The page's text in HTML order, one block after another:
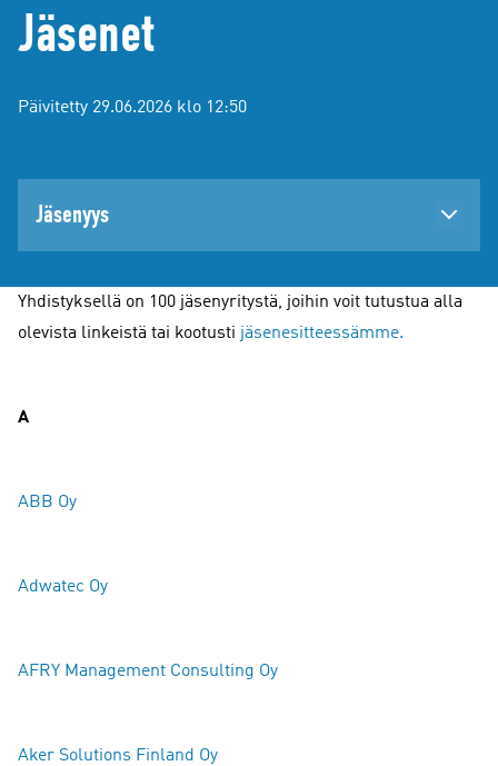
Jäsenet
Päivitetty 29.06.2026 klo 12:50
Jäsenyys
Yhdistyksellä on 100 jäsenyritystä, joihin voit tutustua alla
olevista linkeistä tai kootusti jäsenesitteessämme.
A
ABB Oy
Adwatec Oy
AFRY Management Consulting Oy
Aker Solutions Finland Oy